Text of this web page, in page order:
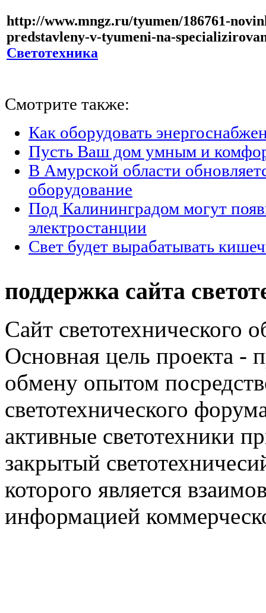
http://www.mngz.ru/tyumen/186761-
predstavleny-v-tyumeni-na-
Светотехника
Смотрите также:
Как оборудовать
Пусть Ваш дом умным и
В Амурской области
оборудование
Под Калининградом могут
электростанции
Свет будет вырабатывать
поддержка сайта
Сайт светотехнического
Основная цель проекта -
обмену опытом
светотехнического
активные светотехники
закрытый
которого является
информацией